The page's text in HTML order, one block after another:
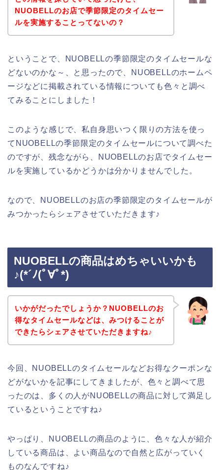
NUOBELLのお店で季節限定のタイムセー
ルを実施することってないの？
ということで、NUOBELLの季節限定のタイムセールな
どないのかな～、と思ったので、NUOBELLのホームペ
ージなどに掲載されている情報についても色々と調べ
てみることにしました！
このような感じで、私自身思いつく限りの方法を使っ
てNUOBELLの季節限定のタイムセールについて調べた
のですが、残念ながら、NUOBELLのお店でタイムセー
ルを実施しているかどうかは分かりませんでした。
なので、NUOBELLのお店の季節限定のタイムセールが
みつかったらシェアさせていただきます♪
NUOBELLの商品はめちゃいいかも
♪(*´ﾉ(ﾟ∀ﾟ*)
いかがだったでしょうか？NUOBELLのお
得なタイムセールなどは、みつけることが
できたらシェアさせていただきますね♪
今回、NUOBELLのタイムセールなどお得なクーポンな
どがないかを記事にしてきましたが、色々と調べて思
ったのは、多くの人がNUOBELLの商品に対して満足し
ているということですね♪
やっぱり、NUOBELLの商品のように、色々な人が紹介
している商品は、よい商品なので自然と広がっていく
ものなんですね♪